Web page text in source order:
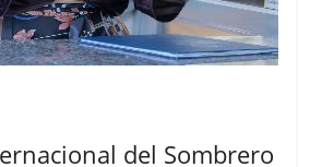
del Sombrero